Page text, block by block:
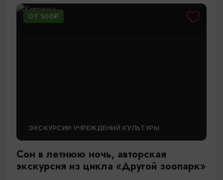
ОТ 500₽
ЭКСКУРСИИ УЧРЕЖДЕНИЙ КУЛЬТУРЫ
Сон в летнюю ночь, авторская
экскурсия из цикла «Другой зоопарк»